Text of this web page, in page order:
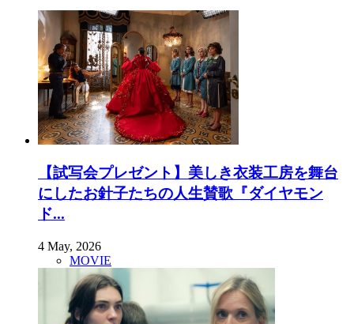
【試写会プレゼント】美しき衣装工房を舞台
にしたお針子たちの人生賛歌『ダイヤモン
ド...
4 May, 2026
MOVIE